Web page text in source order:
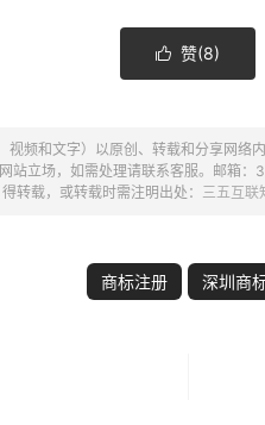
 赞(8)
视频和文字）以原创、转载和分享网络
站立场，如需处理请联系客服。邮箱
得转载，或转载时需注明出处： 三五互联
商标注册 深圳商